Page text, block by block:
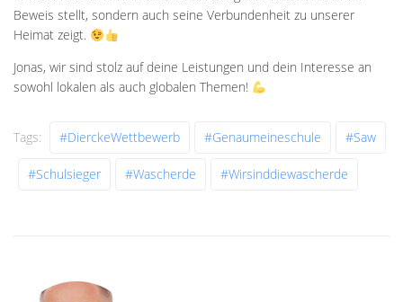
Beweis stellt, sondern auch seine Verbundenheit zu unserer
Heimat zeigt.
Jonas, wir sind stolz auf deine Leistungen und dein Interesse an
sowohl lokalen als auch globalen Themen!
Tags: #DierckeWettbewerb #genaumeineschule #saw
#Schulsieger #Wascherde #wirsinddiewascherde